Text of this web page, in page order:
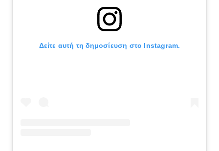
Δείτε αυτή τη δημοσίευση στο Instagram.